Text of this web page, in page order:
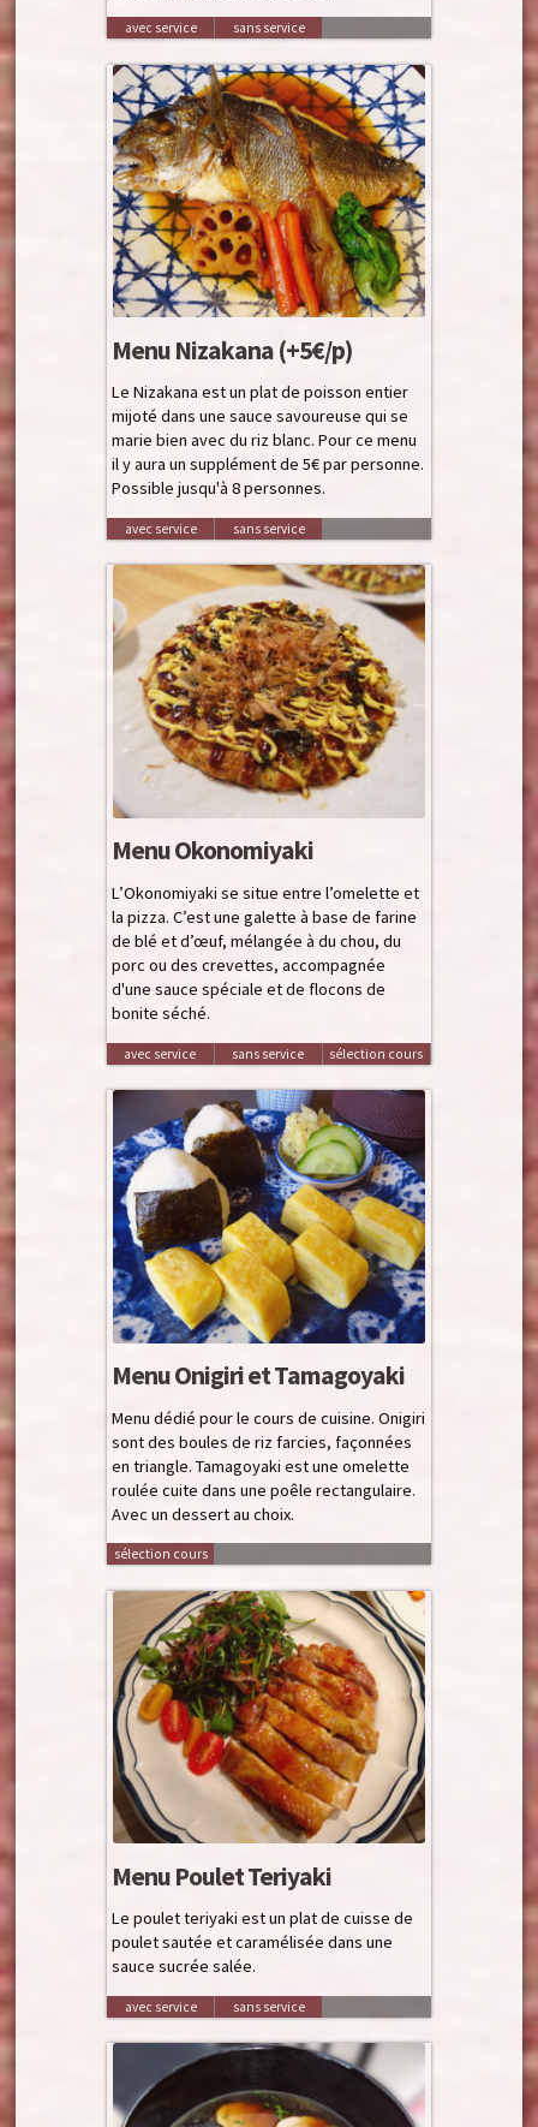
avec service sans service
Menu Nizakana (+5€/p)
Le Nizakana est un plat de poisson entier
mijoté dans une sauce savoureuse qui se
marie bien avec du riz blanc. Pour ce menu
il y aura un supplément de 5€ par personne.
Possible jusqu'à 8 personnes.
avec service sans service
Menu Okonomiyaki
L’Okonomiyaki se situe entre l’omelette et
la pizza. C’est une galette à base de farine
de blé et d’œuf, mélangée à du chou, du
porc ou des crevettes, accompagnée
d'une sauce spéciale et de flocons de
bonite séché.
avec service sans service sélection cours
Menu Onigiri et Tamagoyaki
Menu dédié pour le cours de cuisine. Onigiri
sont des boules de riz farcies, façonnées
en triangle. Tamagoyaki est une omelette
roulée cuite dans une poêle rectangulaire.
Avec un dessert au choix.
sélection cours
Menu Poulet Teriyaki
Le poulet teriyaki est un plat de cuisse de
poulet sautée et caramélisée dans une
sauce sucrée salée.
avec service sans service